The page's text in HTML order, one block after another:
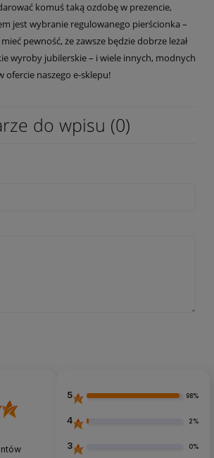
komuś taką ozdobę w prezencie,
jest wybranie regulowanego pierścionka –
pewność, że zawsze będzie dobrze leżał
wyroby jubilerskie – i wiele innych, modnych
ofercie naszego e-sklepu!
do wpisu (0)
5 98%
4 2%
3 0%